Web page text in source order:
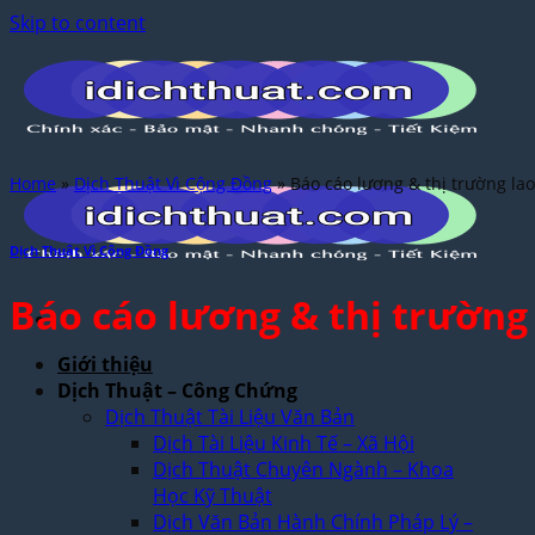
Skip to content
Giới thiệu
Dịch Thuật – Công Chứng
Dịch Thuật Tài Liệu Văn Bản
Dịch Tài Liệu Kinh Tế – Xã Hội
Dịch Thuật Chuyên Ngành – Khoa
Học Kỹ Thuật
Dịch Văn Bản Hành Chính Pháp Lý –
Home»Dịch Thuật Vì Cộng Đồng»Báo cáo lương & thị trường
Dịch Thuật Vì Cộng Đồng
Báo cáo lương & thị trường